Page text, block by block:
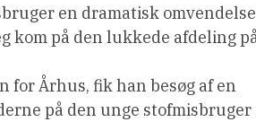
en dramatisk omvendelse
kom på den lukkede afdeling
for Århus, fik han besøg af en
på den unge stofmisbruger